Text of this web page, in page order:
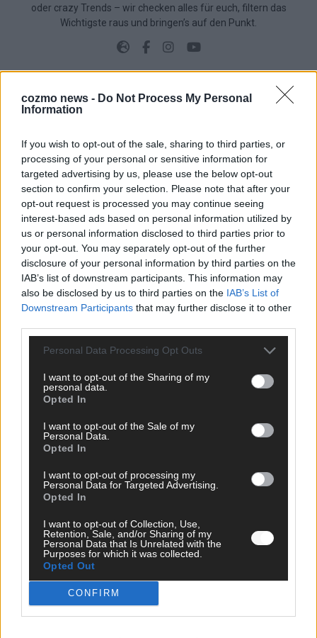
cozmo news - Do Not Process My Personal
Information
If you wish to opt-out of the sale, sharing to third parties, or
processing of your personal or sensitive information for
targeted advertising by us, please use the below opt-out
section to confirm your selection. Please note that after your
opt-out request is processed you may continue seeing
interest-based ads based on personal information utilized by
us or personal information disclosed to third parties prior to
your opt-out. You may separately opt-out of the further
disclosure of your personal information by third parties on the
IAB’s list of downstream participants. This information may
also be disclosed by us to third parties on the IAB’s List of
Downstream Participants that may further disclose it to other
Personal Data Processing Opt Outs
I want to opt-out of the Sharing of my
personal data.
Opted In
I want to opt-out of the Sale of my
Personal Data.
Opted In
I want to opt-out of processing my
Personal Data for Targeted Advertising.
Opted In
I want to opt-out of Collection, Use,
Retention, Sale, and/or Sharing of my
Personal Data that Is Unrelated with the
Purposes for which it was collected.
Opted Out
CONFIRM
oder crazy Trends – wir checken alles für euch, filtern das
Wichtigste raus und bringen’s auf den Punkt.
TOP STORIES
Monaco, Sallys Café, Westernbrauerei – der
Europa-Park 2026 macht vieles neu
EXTRA
Juni 2026
DARA gewinnt verdient, Israel beunruhigend –
unser Kommentar zum ESC 2026
KOMMENTAR